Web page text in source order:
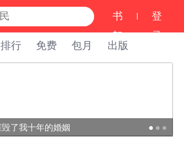
书
架
登
录
排行 免费 包月 出版